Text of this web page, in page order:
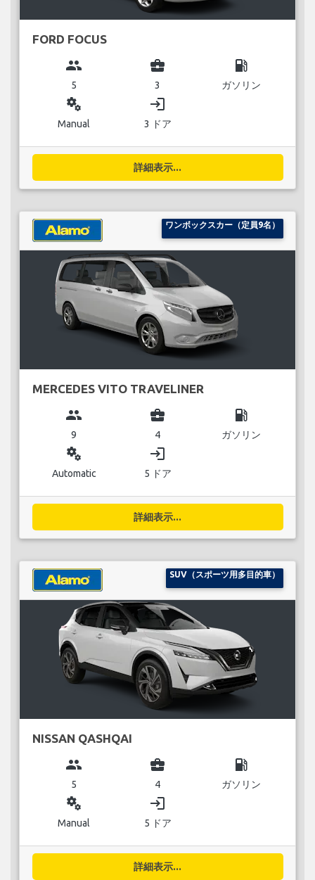
FORD FOCUS
group
5
business_center
3
local_gas_station
ガソリン
miscellaneous_services
Manual
login
3 ドア
詳細表示...
ワンボックスカー（定員9名）
MERCEDES VITO TRAVELINER
group
9
business_center
4
local_gas_station
ガソリン
miscellaneous_services
Automatic
login
5 ドア
詳細表示...
SUV（スポーツ用多目的車）
NISSAN QASHQAI
group
5
business_center
4
local_gas_station
ガソリン
miscellaneous_services
Manual
login
5 ドア
詳細表示...